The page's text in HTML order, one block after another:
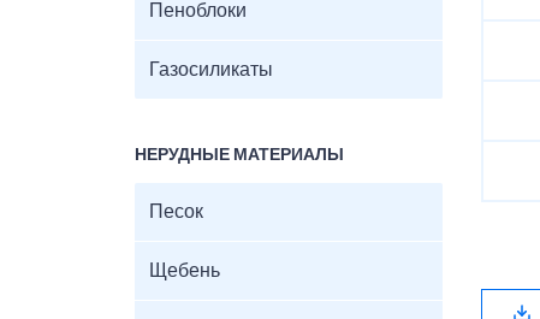
Пеноблоки
Газосиликаты
НЕРУДНЫЕ МАТЕРИАЛЫ
Песок
Щебень